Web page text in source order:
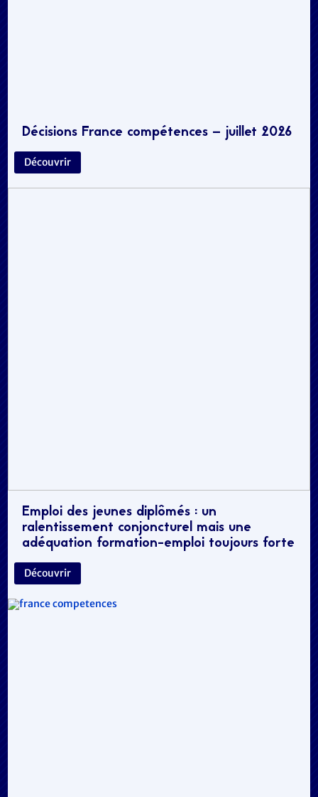
Décisions France compétences – juillet 2026
Découvrir
Emploi des jeunes diplômés : un
ralentissement conjoncturel mais une
adéquation formation-emploi toujours forte
Découvrir